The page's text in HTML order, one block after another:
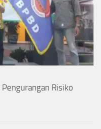
Risiko